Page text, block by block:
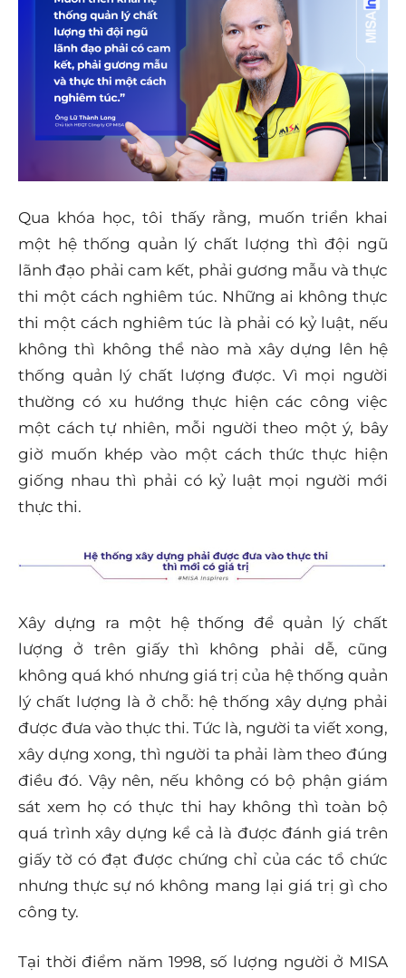
Qua khóa học, tôi thấy rằng, muốn triển khai
một hệ thống quản lý chất lượng thì đội ngũ
lãnh đạo phải cam kết, phải gương mẫu và thực
thi một cách nghiêm túc. Những ai không thực
thi một cách nghiêm túc là phải có kỷ luật, nếu
không thì không thể nào mà xây dựng lên hệ
thống quản lý chất lượng được. Vì mọi người
thường có xu hướng thực hiện các công việc
một cách tự nhiên, mỗi người theo một ý, bây
giờ muốn khép vào một cách thức thực hiện
giống nhau thì phải có kỷ luật mọi người mới
thực thi.
Xây dựng ra một hệ thống để quản lý chất
lượng ở trên giấy thì không phải dễ, cũng
không quá khó nhưng giá trị của hệ thống quản
lý chất lượng là ở chỗ: hệ thống xây dựng phải
được đưa vào thực thi. Tức là, người ta viết xong,
xây dựng xong, thì người ta phải làm theo đúng
điều đó. Vậy nên, nếu không có bộ phận giám
sát xem họ có thực thi hay không thì toàn bộ
quá trình xây dựng kể cả là được đánh giá trên
giấy tờ có đạt được chứng chỉ của các tổ chức
nhưng thực sự nó không mang lại giá trị gì cho
công ty.
Tại thời điểm năm 1998, số lượng người ở MISA